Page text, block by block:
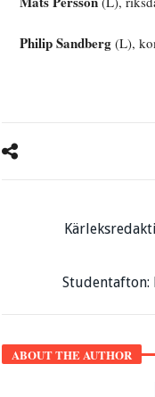
Philip Sandberg (L),
Studentafton:
ABOUT THE AUTHOR